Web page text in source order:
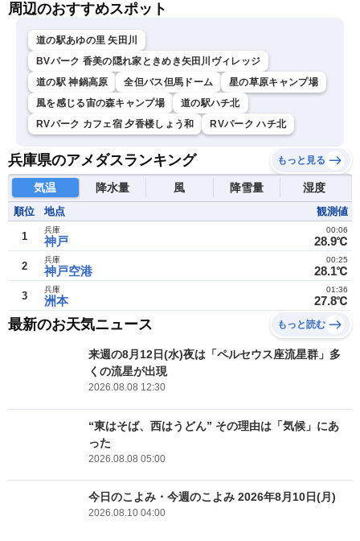
周辺のおすすめスポット
道の駅あゆの里 矢田川
BVパーク 香美の隠れ家ときめき矢田川ヴィレッジ
道の駅 神鍋高原
全但バス但馬ドーム
星の草原キャンプ場
風を感じる宙の森キャンプ場
道の駅ハチ北
RVパーク カフェ宿 夕香楼しょう和
RVパーク ハチ北
兵庫県のアメダスランキング もっと見る
気温 降水量 風 降雪量 湿度
順位 地点 観測値
1 神戸
兵庫
28.9℃
00:06
2 神戸空港
兵庫
28.1℃
00:25
3 洲本
兵庫
27.8℃
01:36
最新のお天気ニュース もっと読む
来週の8月12日(水)夜は「ペルセウス座流星群」多
くの流星が出現
2026.08.08 12:30
“東はそば、西はうどん” その理由は「気候」にあ
った
2026.08.08 05:00
今日のこよみ・今週のこよみ 2026年8月10日(月)
2026.08.10 04:00